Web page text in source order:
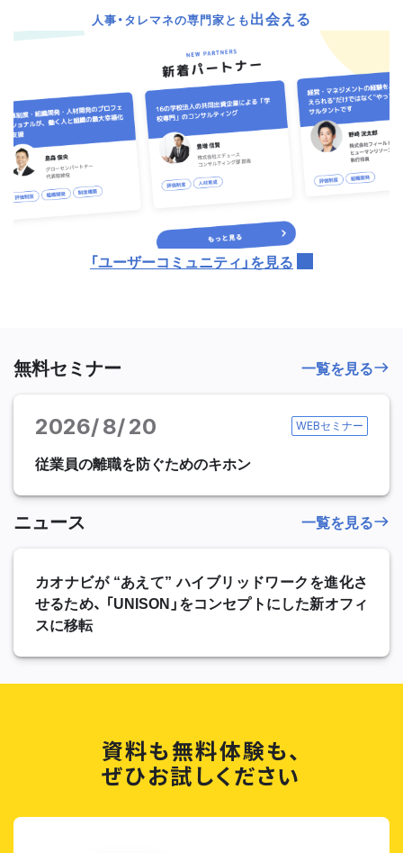
無料セミナー
2026 8 20 WEBセミナー
従業員の離職を防ぐためのキホン
一覧を見る
ニュース
カオナビが “あえて” ハイブリッドワークを進化さ
せるため、 「UNISON」をコンセプトにした新オフィ
スに移転
一覧を見る
人事・タレマネの専門家とも出会える
「ユーザーコミュニティ」を見る
資料も無料体験も、
ぜひお試しください